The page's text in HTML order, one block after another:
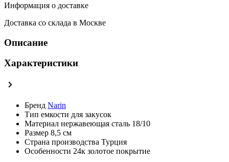
Информация о доставке
Доставка со склада в Москве
Описание
Характеристики
Бренд Narin
Тип емкости для закусок
Материал нержавеющая сталь 18/10
Размер 8,5 см
Страна производства Турция
Особенности 24к золотое покрытие